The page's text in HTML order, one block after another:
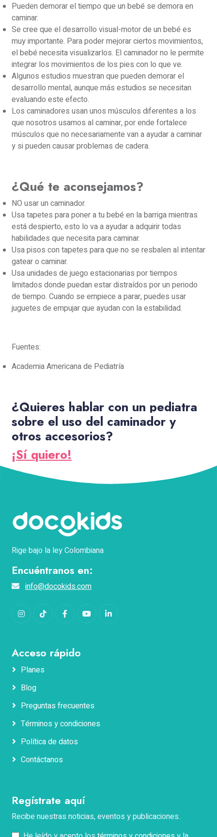
Pueden demorar el tiempo que un bebé se demora en
caminar.
Se cree que el desarrollo visual-motor de un bebé es
muy importante. Para poder mejorar ciertos movimientos,
el bebé necesita visualizarlos. El caminador no le permite
integrar los movimientos de los pies con lo que ve.
Algunos estudios muestran que pueden demorar el
desarrollo mental, aunque más estudios se necesitan
evaluando este efecto.
Los caminadores usan unos músculos diferentes a los
que nosotros usamos al caminar, por ende fortalece
músculos que no necesariamente van a ayudar a caminar
y si pueden causar problemas de cadera.
¿Qué te aconsejamos?
NO usar un caminador.
Usa tapetes para poner a tu bebé en la barriga mientras
está despierto, esto lo va a ayudar a adquirir todas
habilidades que necesita para caminar.
Usa pisos con tapetes para que no se resbalen al intentar
gatear o caminar.
Usa unidades de juego estacionarias por tiempos
limitados donde puedan estar distraídos por un periodo
de tiempo. Cuando se empiece a parar, puedes usar
juguetes de empujar que ayudan con la estabilidad.
Fuentes:
Academia Americana de Pediatría
¿Quieres hablar con un pediatra
sobre el uso del caminador y
otros accesorios?
¡Sí quiero!
Rige bajo la ley Colombiana
Encuéntranos en:
info@docokids.com
InstagramTikTok FacebookYouTubeLinkedIn
Acceso rápido
Planes
Blog
Preguntas frecuentes
Términos y condiciones
Política de datos
Contáctanos
Regístrate aquí
Recibe nuestras noticias, eventos y publicaciones.
Nombres
Apellidos
Teléfono